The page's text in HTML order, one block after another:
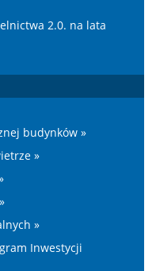
2.0. na lata
budynków »
»
»
Inwestycji